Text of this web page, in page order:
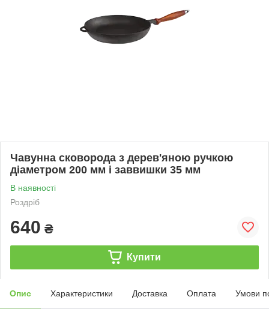
Чавунна сковорода з дерев'яною ручкою
діаметром 200 мм і заввишки 35 мм
В наявності
Роздріб
640 ₴
Купити
Опис Характеристики Доставка Оплата Умови